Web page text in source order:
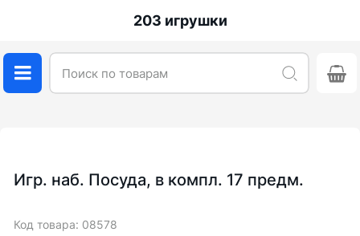
203 игрушки
Игр. наб. Посуда, в компл. 17 предм.
Код товара: 08578